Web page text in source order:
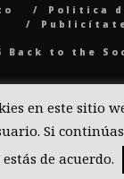
Politica
Back to the
en este sitio
Si
de acuerdo.